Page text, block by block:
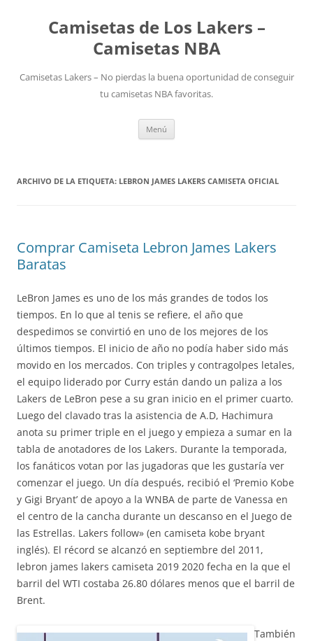
Camisetas de Los Lakers –
Camisetas NBA
Camisetas Lakers – No pierdas la buena oportunidad de conseguir
tu camisetas NBA favoritas.
Menú
ARCHIVO DE LA ETIQUETA: LEBRON JAMES LAKERS CAMISETA OFICIAL
Comprar Camiseta Lebron James Lakers
Baratas
LeBron James es uno de los más grandes de todos los
tiempos. En lo que al tenis se refiere, el año que
despedimos se convirtió en uno de los mejores de los
últimos tiempos. El inicio de año no podía haber sido más
movido en los mercados. Con triples y contragolpes letales,
el equipo liderado por Curry están dando un paliza a los
Lakers de LeBron pese a su gran inicio en el primer cuarto.
Luego del clavado tras la asistencia de A.D, Hachimura
anota su primer triple en el juego y empieza a sumar en la
tabla de anotadores de los Lakers. Durante la temporada,
los fanáticos votan por las jugadoras que les gustaría ver
comenzar el juego. Un día después, recibió el ‘Premio Kobe
y Gigi Bryant’ de apoyo a la WNBA de parte de Vanessa en
el centro de la cancha durante un descanso en el Juego de
las Estrellas. Lakers follow» (en camiseta kobe bryant
inglés). El récord se alcanzó en septiembre del 2011,
lebron james lakers camiseta 2019 2020 fecha en la que el
barril del WTI costaba 26.80 dólares menos que el barril de
Brent.
También